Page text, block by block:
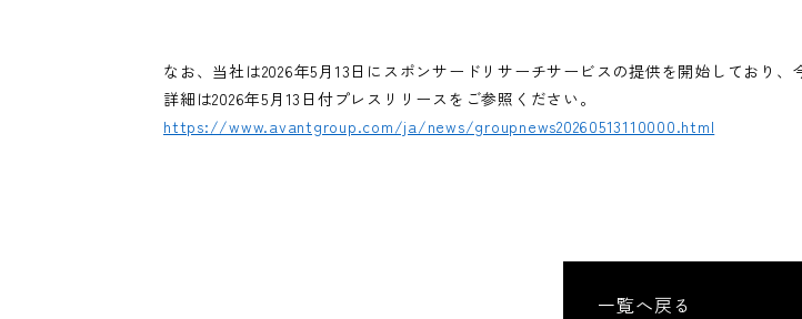
なお、当社は2026年5月13日にスポンサードリサーチサービスの提供を開始しており、
詳細は2026年5月13日付プレスリリースをご参照ください。
https://www.avantgroup.com/ja/news/groupnews20260513110000.html
一覧へ戻る